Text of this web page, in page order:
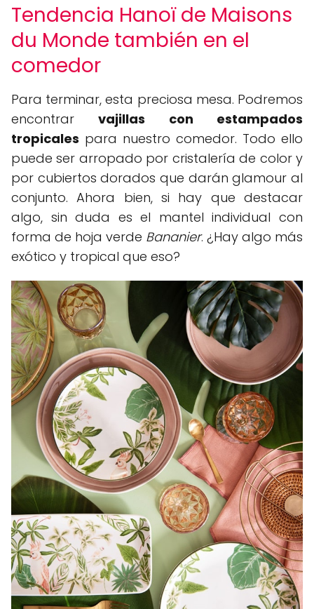
Tendencia Hanoï de Maisons
du Monde también en el
comedor
Para terminar, esta preciosa mesa. Podremos
encontrarvajillas con estampados
tropicales para nuestro comedor. Todo ello
puede ser arropado por cristalería de color y
por cubiertos dorados que darán glamour al
conjunto. Ahora bien, si hay que destacar
algo, sin duda es el mantel individual con
forma de hoja verde Bananier. ¿Hay algo más
exótico y tropical que eso?